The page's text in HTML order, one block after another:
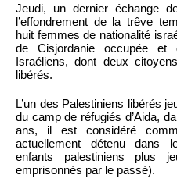
Jeudi, un dernier échange
l’effondrement de la trêve
huit femmes de nationalité
de Cisjordanie occupée
Israéliens, dont deux
libérés.
L’un des Palestiniens libérés
du camp de réfugiés d’Aida,
ans, il est considéré
actuellement détenu dans
enfants palestiniens plus
emprisonnés par le passé).